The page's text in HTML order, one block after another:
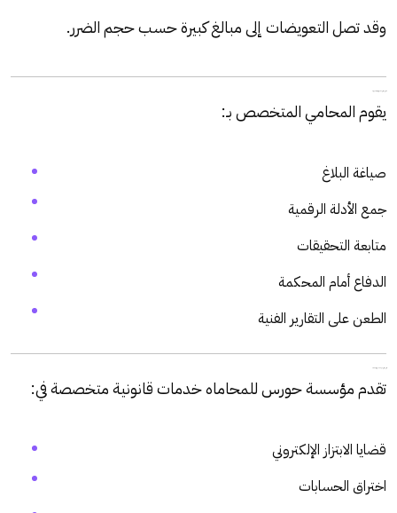
وقد تصل التعويضات إلى مبالغ كبيرة حسب حجم الضرر.
يقوم المحامي المتخصص بـ:
صياغة البلاغ
جمع الأدلة الرقمية
متابعة التحقيقات
الدفاع أمام المحكمة
الطعن على التقارير الفنية
تقدم مؤسسة حورس للمحاماه خدمات قانونية متخصصة في:
قضايا الابتزاز الإلكتروني
اختراق الحسابات